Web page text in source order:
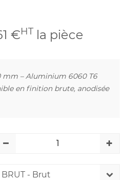
€HT la pièce
– Aluminium 6060 T6
en finition brute, anodisée
BRUT - Brut